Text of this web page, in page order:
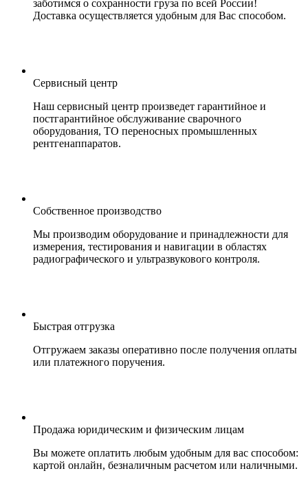
заботимся о сохранности груза по всей России!
Доставка осуществляется удобным для Вас способом.
Сервисный центр
Наш сервисный центр произведет гарантийное и
постгарантийное обслуживание сварочного
оборудования, ТО переносных промышленных
рентгенаппаратов.
Собственное производство
Мы производим оборудование и принадлежности для
измерения, тестирования и навигации в областях
радиографического и ультразвукового контроля.
Быстрая отгрузка
Отгружаем заказы оперативно после получения оплаты
или платежного поручения.
Продажа юридическим и физическим лицам
Вы можете оплатить любым удобным для вас способом:
картой онлайн, безналичным расчетом или наличными.